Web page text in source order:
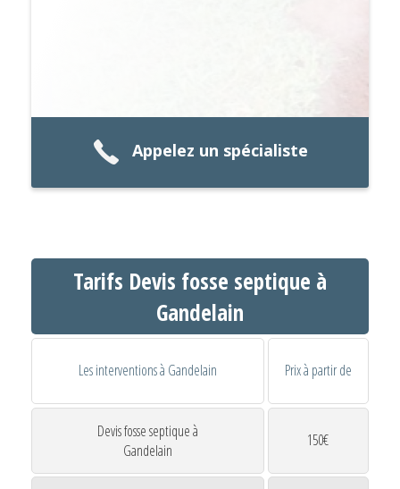
Appelez un spécialiste
Tarifs Devis fosse septique à
Gandelain
Les interventions à Gandelain Prix à partir de
Devis fosse septique à
Gandelain
150€